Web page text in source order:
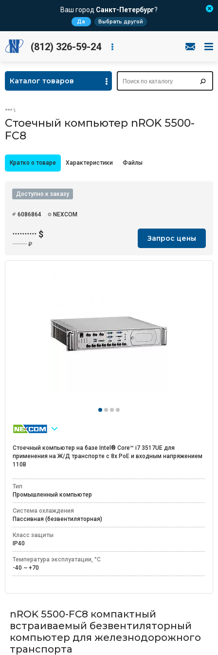
Ваш город Санкт-Петербург?
Да Выбрать другой
(812) 326-59-24
Каталог товаров
Стоечный компьютер nROK 5500-
FC8
Кратко о товаре Характеристики Файлы
Доступно к заказу
6086864 NEXCOM
·········· $
·········· ₽
Запрос цены
Стоечный компьютер на базе Intel® Core™ i7 3517UE для
применения на Ж/Д транспорте с 8x PoE и входным напряжением
110В
Тип
Промышленный компьютер
Система охлаждения
Пассивная (безвентиляторная)
Класс защиты
IP40
Температура эксплуатации, °C
-40 ~ +70
nROK 5500-FC8 компактный
встраиваемый безвентиляторный
компьютер для железнодорожного
транспорта